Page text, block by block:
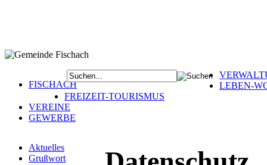
FISCHACH
LEBEN-
FREIZEIT-TOURISMUS
VEREINE
GEWERBE
Aktuelles
Grußwort